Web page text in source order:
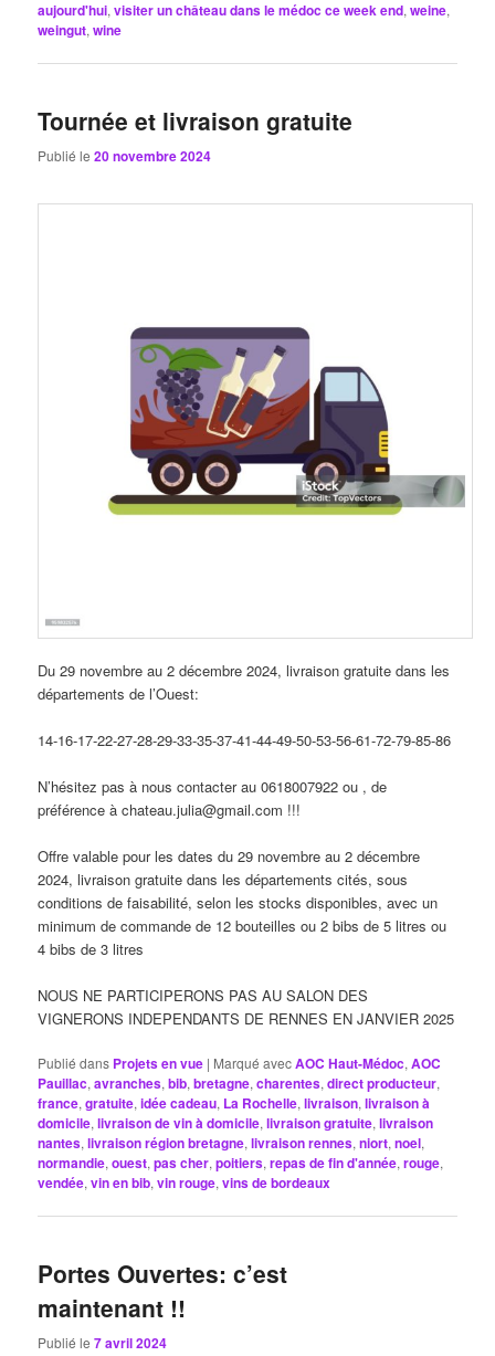
aujourd'hui,visiter un château dans le médoc ce week end,weine,
weingut,wine
Tournée et livraison gratuite
Publié le20 novembre 2024
Du 29 novembre au 2 décembre 2024, livraison gratuite dans les
départements de l’Ouest:
14-16-17-22-27-28-29-33-35-37-41-44-49-50-53-56-61-72-79-85-86
N’hésitez pas à nous contacter au 0618007922 ou , de
préférence à chateau.julia@gmail.com !!!
Offre valable pour les dates du 29 novembre au 2 décembre
2024, livraison gratuite dans les départements cités, sous
conditions de faisabilité, selon les stocks disponibles, avec un
minimum de commande de 12 bouteilles ou 2 bibs de 5 litres ou
4 bibs de 3 litres
NOUS NE PARTICIPERONS PAS AU SALON DES
VIGNERONS INDEPENDANTS DE RENNES EN JANVIER 2025
Publié dans Projets en vue | Marqué avecAOC Haut-Médoc,AOC
Pauillac,avranches,bib,bretagne,charentes,direct producteur,
france,gratuite,idée cadeau, La Rochelle,livraison,livraison à
domicile,livraison de vin à domicile,livraison gratuite,livraison
nantes,livraison région bretagne,livraison rennes,niort,noel,
normandie,ouest,pas cher,poitiers,repas de fin d'année,rouge,
vendée,vin en bib,vin rouge,vins de bordeaux
Portes Ouvertes: c’est
maintenant !!
Publié le7 avril 2024